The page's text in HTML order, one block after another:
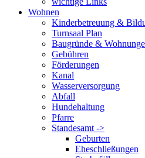
Wohnen
Kinderbetreuung &
Turnsaal Plan
Baugründe &
Gebühren
Förderungen
Kanal
Wasserversorgung
Abfall
Hundehaltung
Pfarre
Standesamt ->
Geburten
Eheschließungen